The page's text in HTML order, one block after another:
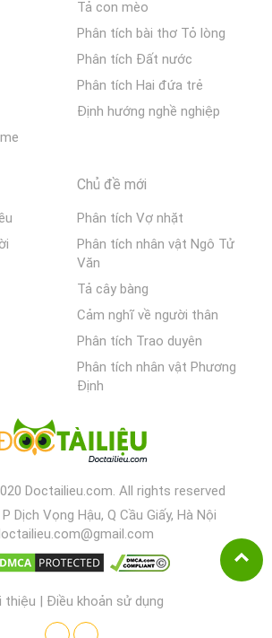
Tả con mèo
Phân tích bài thơ Tỏ lòng
Phân tích Đất nước
Phân tích Hai đứa trẻ
Định hướng nghề nghiệp
Chủ đề mới
Phân tích Vợ nhặt
Phân tích nhân vật Ngô Tử
Văn
Tả cây bàng
Cảm nghĩ về người thân
Phân tích Trao duyên
Phân tích nhân vật Phương
Định
Doctailieu.com. All rights reserved
Dịch Vọng Hậu, Q Cầu Giấy, Hà Nội
thiệu | Điều khoản sử dụng